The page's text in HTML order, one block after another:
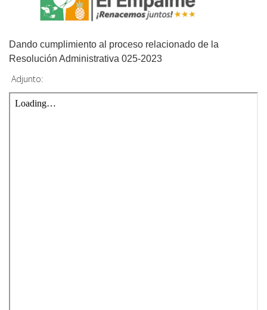
Dando cumplimiento al proceso relacionado de la
Resolución Administrativa 025-2023
Adjunto: